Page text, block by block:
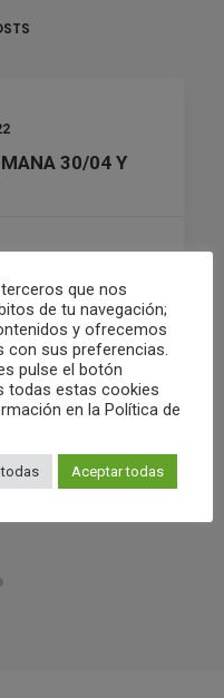
30/04 Y
que nos
de tu navegación;
y ofrecemos
sus preferencias.
pulse el botón
todas estas cookies
en la Política de
todas Aceptar todas